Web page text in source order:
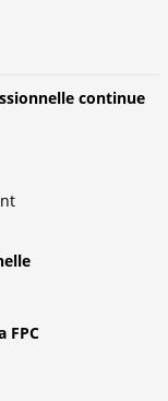
continue
FPC